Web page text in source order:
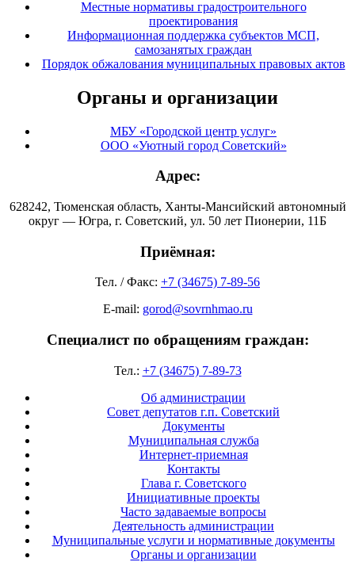
Местные нормативы градостроительного
проектирования
Информационная поддержка субъектов МСП,
самозанятых граждан
Порядок обжалования муниципальных правовых актов
Органы и организации
МБУ «Городской центр услуг»
ООО «Уютный город Советский»
Адрес:
628242, Тюменская область, Ханты-Мансийский автономный
округ — Югра, г. Советский, ул. 50 лет Пионерии, 11Б
Приёмная:
Тел. / Факс: +7 (34675) 7-89-56
E-mail: gorod@sovrnhmao.ru
Специалист по обращениям граждан:
Тел.: +7 (34675) 7-89-73
Об администрации
Совет депутатов г.п. Советский
Документы
Муниципальная служба
Интернет-приемная
Контакты
Глава г. Советского
Инициативные проекты
Часто задаваемые вопросы
Деятельность администрации
Муниципальные услуги и нормативные документы
Органы и организации